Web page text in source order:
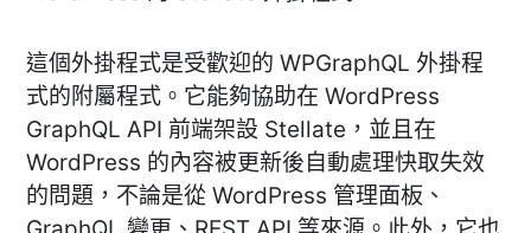
這個外掛程式是受歡迎的 WPGraphQL 外掛程
式的附屬程式。它能夠協助在 WordPress
GraphQL API 前端架設 Stellate，並且在
WordPress 的內容被更新後自動處理快取失效
的問題，不論是從 WordPress 管理面板、